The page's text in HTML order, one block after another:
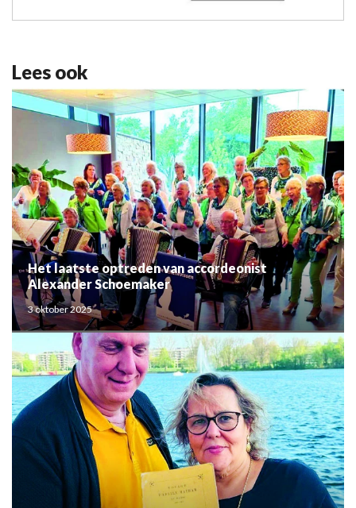
Lees ook
Het laatste optreden van accordeonist
Alexander Schoemaker
3 oktober 2025